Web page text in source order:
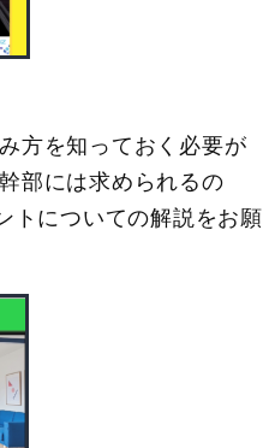
方を知っておく必要が
部には求められるの
トについての解説をお願